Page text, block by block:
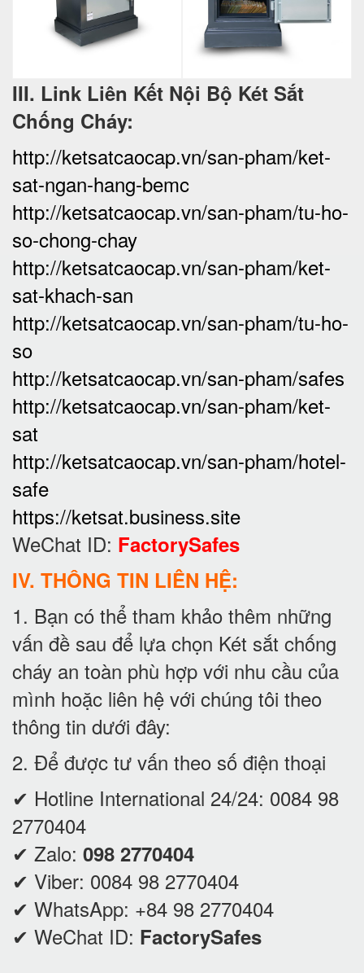
III. Link Liên Kết Nội Bộ Két Sắt
Chống Cháy:
http://ketsatcaocap.vn/san-pham/ket-
sat-ngan-hang-bemc
http://ketsatcaocap.vn/san-pham/tu-ho-
so-chong-chay
http://ketsatcaocap.vn/san-pham/ket-
sat-khach-san
http://ketsatcaocap.vn/san-pham/tu-ho-
so
http://ketsatcaocap.vn/san-pham/safes
http://ketsatcaocap.vn/san-pham/ket-
sat
http://ketsatcaocap.vn/san-pham/hotel-
safe
https://ketsat.business.site
WeChat ID: FactorySafes
IV. THÔNG TIN LIÊN HỆ:
1. Bạn có thể tham khảo thêm những
vấn đề sau để lựa chọn Két sắt chống
cháy an toàn phù hợp với nhu cầu của
mình hoặc liên hệ với chúng tôi theo
thông tin dưới đây:
2. Để được tư vấn theo số điện thoại
✔ Hotline International 24/24: 0084 98
2770404
✔ Zalo: 098 2770404
✔ Viber: 0084 98 2770404
✔ WhatsApp: +84 98 2770404
✔ WeChat ID: FactorySafes